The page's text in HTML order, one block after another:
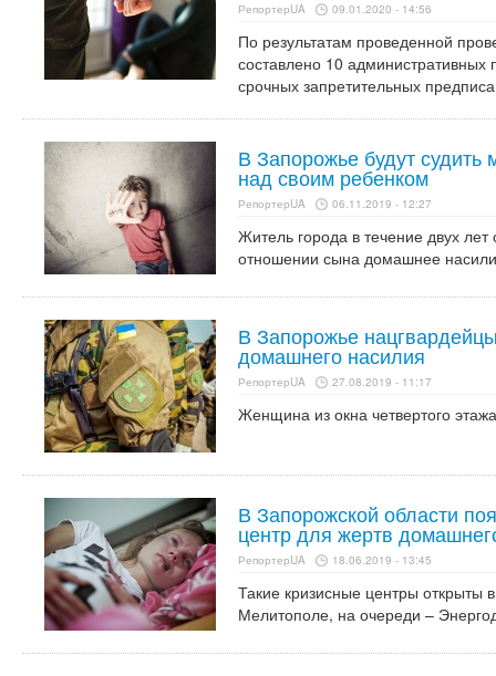
РепортерUA 09.01.2020 - 14:56
По результатам проведенной
составлено 10 административных
срочных запретительных
В Запорожье будут судить
над своим ребенком
РепортерUA 06.11.2019 - 12:27
Житель города в течение двух
отношении сына домашнее
В Запорожье
домашнего насилия
РепортерUA 27.08.2019 - 11:17
Женщина из окна четвертого
В Запорожской области
центр для жертв
РепортерUA 18.06.2019 - 13:45
Такие кризисные центры открыты
Мелитополе, на очереди –